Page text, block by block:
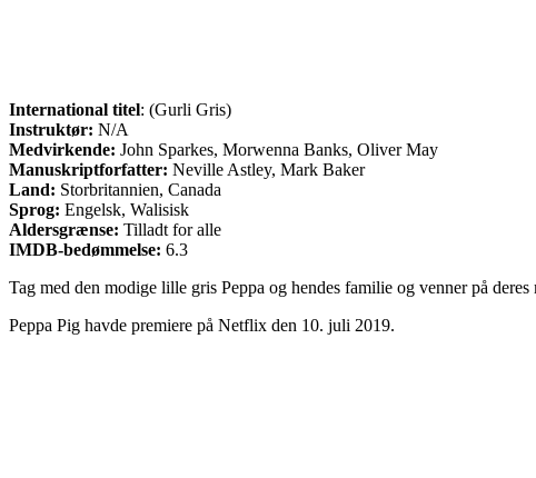
International titel: (Gurli Gris)
Instruktør: N/A
Medvirkende: John Sparkes, Morwenna Banks, Oliver May
Manuskriptforfatter: Neville Astley, Mark Baker
Land: Storbritannien, Canada
Sprog: Engelsk, Walisisk
Aldersgrænse: Tilladt for alle
IMDB-bedømmelse: 6.3
Tag med den modige lille gris Peppa og hendes familie og venner på
Peppa Pig havde premiere på Netflix den 10. juli 2019.